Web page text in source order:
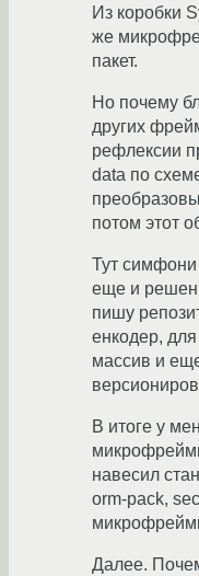
Из коробки
же
пакет.
Но почему
других
рефлексии
data по
потом этот
Тут
еще и
пишу
енкодер,
массив и
В итоге у
навесил
orm-pack,
Далее.